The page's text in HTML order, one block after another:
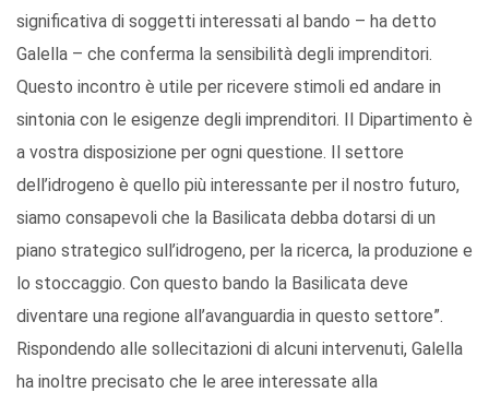
significativa di soggetti interessati al bando – ha detto
Galella – che conferma la sensibilità degli imprenditori.
Questo incontro è utile per ricevere stimoli ed andare in
sintonia con le esigenze degli imprenditori. Il Dipartimento è
a vostra disposizione per ogni questione. Il settore
dell’idrogeno è quello più interessante per il nostro futuro,
siamo consapevoli che la Basilicata debba dotarsi di un
piano strategico sull’idrogeno, per la ricerca, la produzione e
lo stoccaggio. Con questo bando la Basilicata deve
diventare una regione all’avanguardia in questo settore”.
Rispondendo alle sollecitazioni di alcuni intervenuti, Galella
ha inoltre precisato che le aree interessate alla